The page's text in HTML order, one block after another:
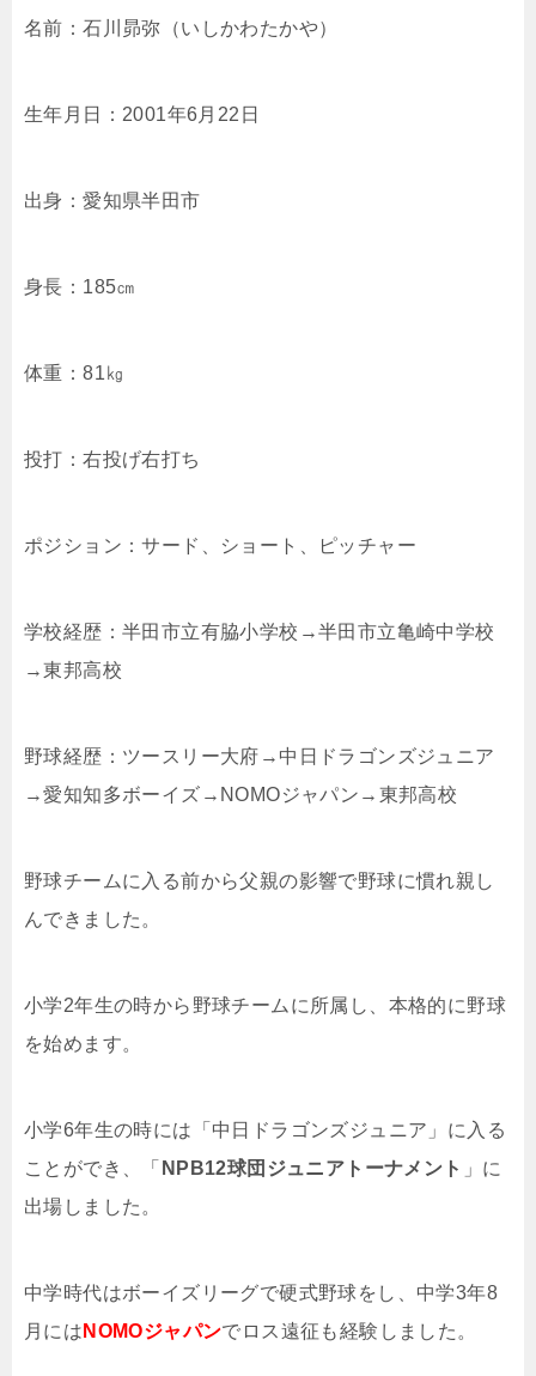
名前：石川昴弥（いしかわたかや）
生年月日：2001年6月22日
出身：愛知県半田市
身長：185㎝
体重：81㎏
投打：右投げ右打ち
ポジション：サード、ショート、ピッチャー
学校経歴：半田市立有脇小学校→半田市立亀崎中学校
→東邦高校
野球経歴：ツースリー大府→中日ドラゴンズジュニア
→愛知知多ボーイズ→NOMOジャパン→東邦高校
野球チームに入る前から父親の影響で野球に慣れ親し
んできました。
小学2年生の時から野球チームに所属し、本格的に野球
を始めます。
小学6年生の時には「中日ドラゴンズジュニア」に入る
ことができ、「 NPB12球団ジュニアトーナメント 」に
出場しました。
中学時代はボーイズリーグで硬式野球をし、中学3年8
月には NOMOジャパンでロス遠征も経験しました。